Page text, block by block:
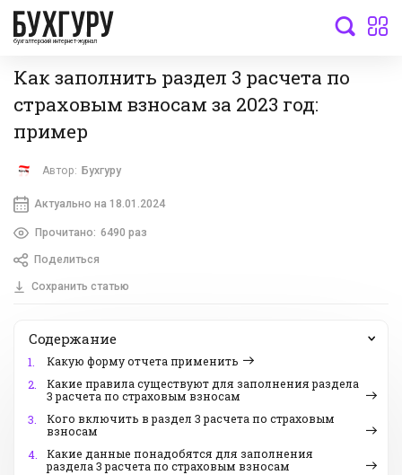
бухгалтерский интернет-журнал
Как заполнить раздел 3 расчета по
страховым взносам за 2023 год:
пример
Автор: Бухгуру
Актуально на 18.01.2024
Прочитано: 6490 раз
Поделиться
Сохранить статью
Содержание
1.
Какую форму отчета применить
2.
Какие правила существуют для заполнения раздела
3 расчета по страховым взносам
3.
Кого включить в раздел 3 расчета по страховым
взносам
4.
Какие данные понадобятся для заполнения
раздела 3 расчета по страховым взносам